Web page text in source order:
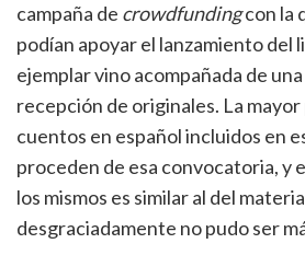
campaña de crowdfundingcon la
podían apoyar el lanzamiento del
ejemplar vino acompañada de
recepción de originales. La
cuentos en español incluidos en
proceden de esa convocatoria, y
los mismos es similar al del
desgraciadamente no pudo ser